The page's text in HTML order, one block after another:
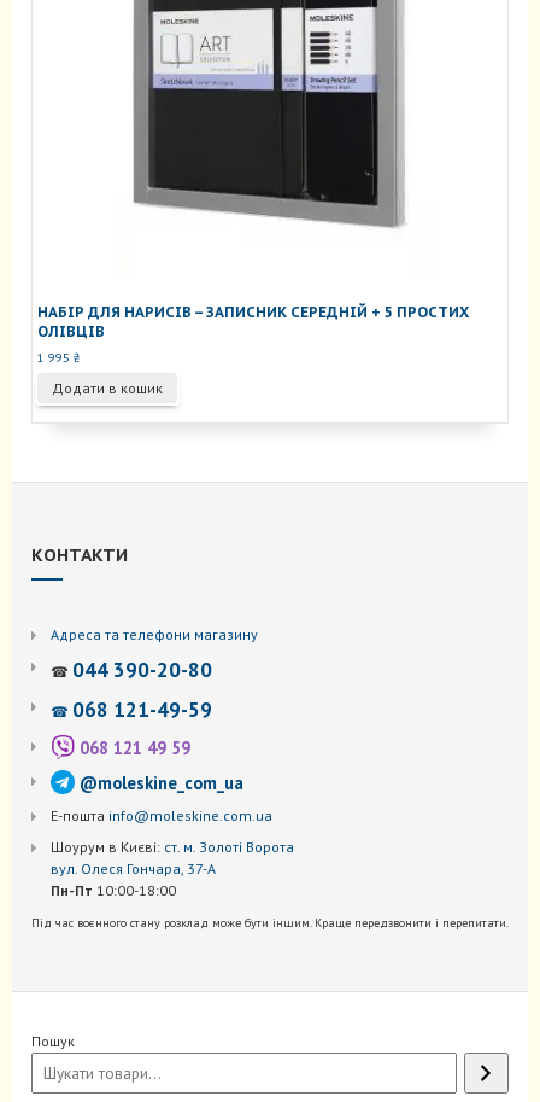
НАБІР ДЛЯ НАРИСІВ – ЗАПИСНИК СЕРЕДНІЙ + 5 ПРОСТИХ
ОЛІВЦІВ
1 995 ₴
Додати в кошик
КОНТАКТИ
Адреса та телефони магазину
☎ 044 390-20-80
☎ 068 121-49-59
068 121 49 59
@moleskine_com_ua
Е-пошта info@moleskine.com.ua
Шоурум в Києві: ст. м. Золоті Ворота
вул. Олеся Гончара, 37-А
Пн-Пт 10:00-18:00
Під час воєнного стану розклад може бути іншим. Краще передзвонити і перепитати.
Пошук